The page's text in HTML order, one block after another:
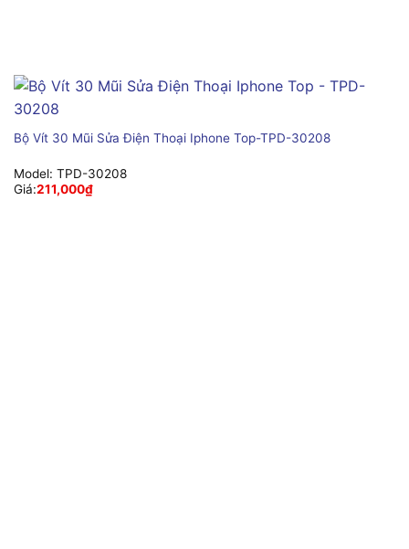
Bộ Vít 30 Mũi Sửa Điện Thoại Iphone Top-TPD-30208
Model: TPD-30208
Giá:211,000₫